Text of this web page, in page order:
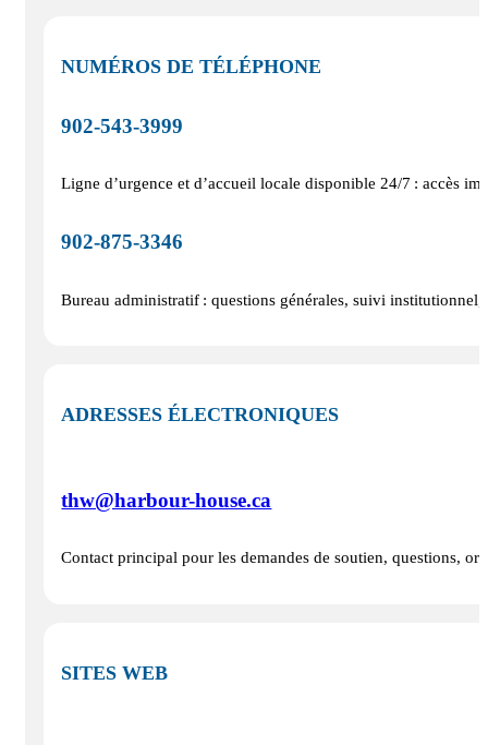
NUMÉROS DE TÉLÉPHONE
902-543-3999
Ligne d’urgence et d’accueil locale disponible 24/7 : accès
902‑875‑3346
Bureau administratif : questions générales, suivi
ADRESSES ÉLECTRONIQUES
thw@harbour-house.ca
Contact principal pour les demandes de soutien, questions,
SITES WEB